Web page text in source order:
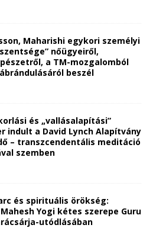
Maharishi egykori személyi
nőügyeiről,
a TM-mozgalomból
beszél
és „vallásalapítási”
indult a David Lynch Alapítvány
– transzcendentális meditáció
szemben
és spirituális örökség:
Yogi kétes szerepe Guru
utódlásában